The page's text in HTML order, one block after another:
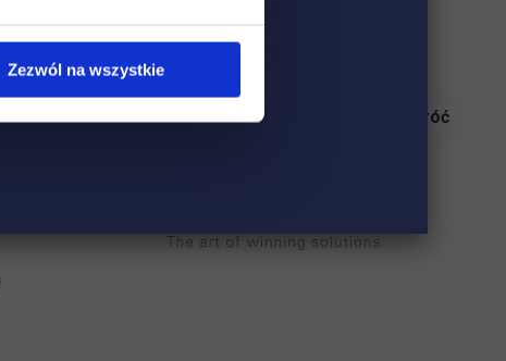
Zezwól na wszystkie
Wróć